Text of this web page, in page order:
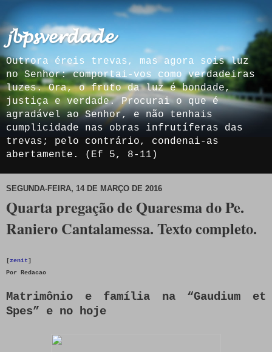
𝓳𝓫𝓹𝓼𝓿𝓮𝓻𝓭𝓪𝓭𝓮
Outrora éreis trevas, mas agora sois luz
no Senhor: comportai-vos como verdadeiras
luzes. Ora, o fruto da luz é bondade,
justiça e verdade. Procurai o que é
agradável ao Senhor, e não tenhais
cumplicidade nas obras infrutíferas das
trevas; pelo contrário, condenai-as
abertamente. (Ef 5, 8-11)
SEGUNDA-FEIRA, 14 DE MARÇO DE 2016
Quarta pregação de Quaresma do Pe.
Raniero Cantalamessa. Texto completo.
[zenit]
Por
Redacao
Matrimônio e família na “Gaudium et
Spes” e no hoje